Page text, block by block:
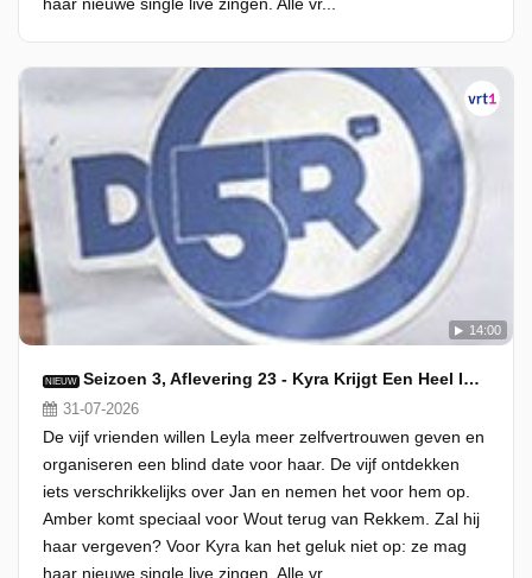
14:00
NIEUW Seizoen 3, Aflevering 23 - Kyra Krijgt Een Heel Interessant Aanbod
31-07-2026
De vijf vrienden willen Leyla meer zelfvertrouwen geven en
organiseren een blind date voor haar. De vijf ontdekken
iets verschrikkelijks over Jan en nemen het voor hem op.
Amber komt speciaal voor Wout terug van Rekkem. Zal hij
haar vergeven? Voor Kyra kan het geluk niet op: ze mag
haar nieuwe single live zingen. Alle vr...